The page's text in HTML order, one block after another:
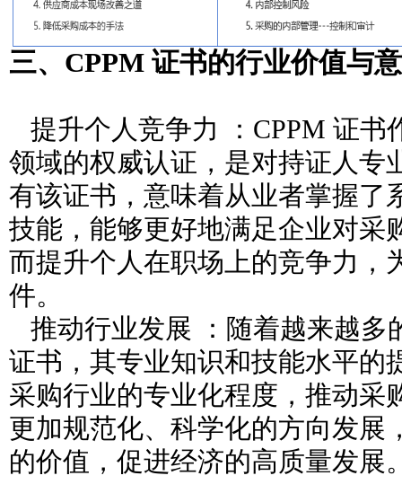
三、CPPM 证书的行业价值与
提升个人竞争力 ：CPPM 证书
领域的权威认证，是对持证人专
有该证书，意味着从业者掌握了
技能，能够更好地满足企业对采
而提升个人在职场上的竞争力，
件。
推动行业发展 ：随着越来越多
证书，其专业知识和技能水平的
采购行业的专业化程度，推动采
更加规范化、科学化的方向发展
的价值，促进经济的高质量发展